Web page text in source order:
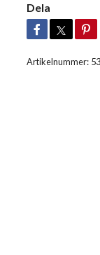
Dela
Artikelnummer: